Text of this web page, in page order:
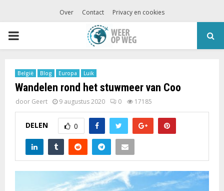
Over Contact Privacy en cookies
PRIMARY
België Blog Europa Luik
Wandelen rond het stuwmeer van Coo
door Geert 9 augustus 2020 0 17185
DELEN 0